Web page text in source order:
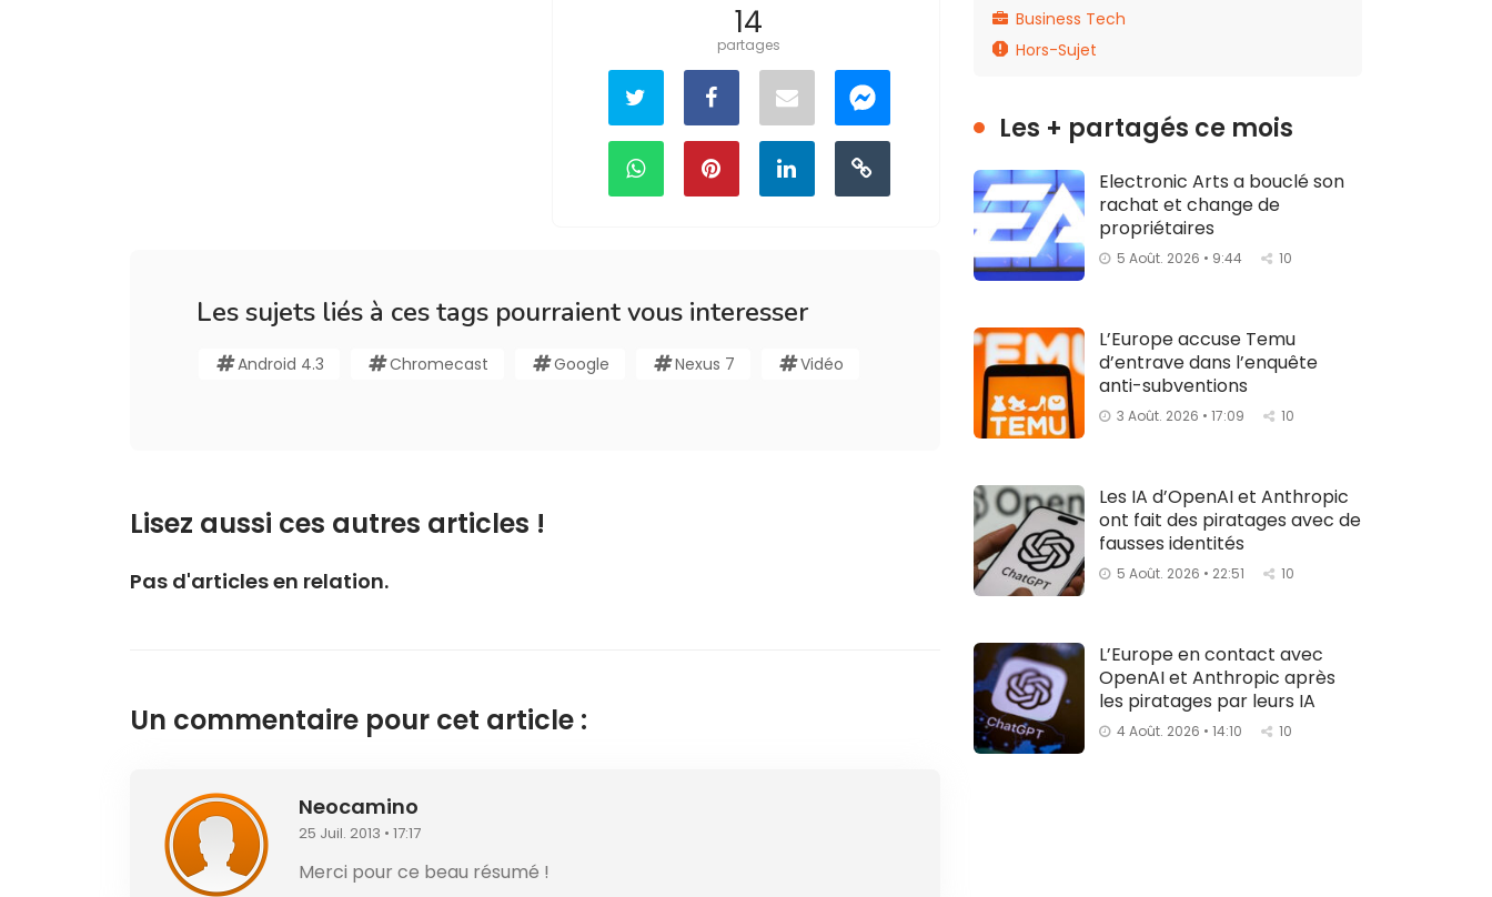
14
partages
Les sujets liés à ces tags pourraient vous interesser
Android 4.3 Chromecast Google Nexus 7 Vidéo
Lisez aussi ces autres articles !
Pas d'articles en relation.
Un commentaire pour cet article :
Neocamino
25 Juil. 2013 • 17:17
Merci pour ce beau résumé !
Business Tech
Hors-Sujet
Les + partagés ce mois
Electronic Arts a bouclé son
rachat et change de
propriétaires
5 Août. 2026 • 9:44 10
L’Europe accuse Temu
d’entrave dans l’enquête
anti-subventions
3 Août. 2026 • 17:09 10
Les IA d’OpenAI et Anthropic
ont fait des piratages avec de
fausses identités
5 Août. 2026 • 22:51 10
L’Europe en contact avec
OpenAI et Anthropic après
les piratages par leurs IA
4 Août. 2026 • 14:10 10